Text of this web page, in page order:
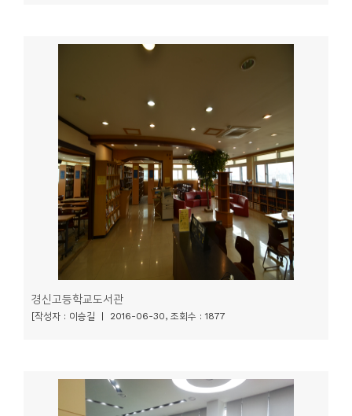
경신고등학교도서관
[작성자 : 이승길 | 2016-06-30, 조회수 : 1877